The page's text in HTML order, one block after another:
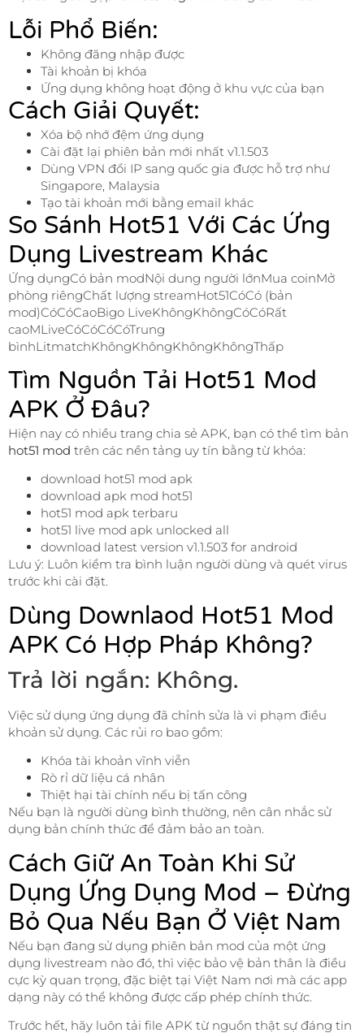
Lỗi Phổ Biến:
Không đăng nhập được
Tài khoản bị khóa
Ứng dụng không hoạt động ở khu vực của bạn
Cách Giải Quyết:
Xóa bộ nhớ đệm ứng dụng
Cài đặt lại phiên bản mới nhất v1.1.503
Dùng VPN đổi IP sang quốc gia được hỗ trợ như
Singapore, Malaysia
Tạo tài khoản mới bằng email khác
So Sánh Hot51 Với Các Ứng
Dụng Livestream Khác
Ứng dụngCó bản modNội dung người lớnMua coinMở
phòng riêngChất lượng streamHot51CóCó (bản
mod)CóCóCaoBigo LiveKhôngKhôngCóCóRất
caoMLiveCóCóCóCóTrung
bìnhLitmatchKhôngKhôngKhôngKhôngThấp
Tìm Nguồn Tải Hot51 Mod
APK Ở Đâu?
Hiện nay có nhiều trang chia sẻ APK, bạn có thể tìm bản
hot51 mod trên các nền tảng uy tín bằng từ khóa:
download hot51 mod apk
download apk mod hot51
hot51 mod apk terbaru
hot51 live mod apk unlocked all
download latest version v1.1.503 for android
Lưu ý: Luôn kiểm tra bình luận người dùng và quét virus
trước khi cài đặt.
Dùng Downlaod Hot51 Mod
APK Có Hợp Pháp Không?
Trả lời ngắn: Không.
Việc sử dụng ứng dụng đã chỉnh sửa là vi phạm điều
khoản sử dụng. Các rủi ro bao gồm:
Khóa tài khoản vĩnh viễn
Rò rỉ dữ liệu cá nhân
Thiệt hại tài chính nếu bị tấn công
Nếu bạn là người dùng bình thường, nên cân nhắc sử
dụng bản chính thức để đảm bảo an toàn.
Cách Giữ An Toàn Khi Sử
Dụng Ứng Dụng Mod – Đừng
Bỏ Qua Nếu Bạn Ở Việt Nam
Nếu bạn đang sử dụng phiên bản mod của một ứng
dụng livestream nào đó, thì việc bảo vệ bản thân là điều
cực kỳ quan trọng, đặc biệt tại Việt Nam nơi mà các app
dạng này có thể không được cấp phép chính thức.
Trước hết, hãy luôn tải file APK từ nguồn thật sự đáng tin